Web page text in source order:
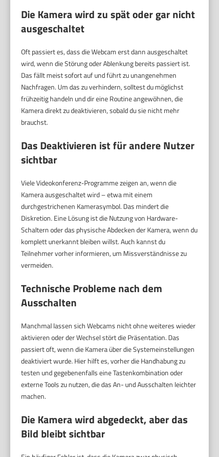
Die Kamera wird zu spät oder gar nicht
ausgeschaltet
Oft passiert es, dass die Webcam erst dann ausgeschaltet
wird, wenn die Störung oder Ablenkung bereits passiert ist.
Das fällt meist sofort auf und führt zu unangenehmen
Nachfragen. Um das zu verhindern, solltest du möglichst
frühzeitig handeln und dir eine Routine angewöhnen, die
Kamera direkt zu deaktivieren, sobald du sie nicht mehr
brauchst.
Das Deaktivieren ist für andere Nutzer
sichtbar
Viele Videokonferenz-Programme zeigen an, wenn die
Kamera ausgeschaltet wird – etwa mit einem
durchgestrichenen Kamerasymbol. Das mindert die
Diskretion. Eine Lösung ist die Nutzung von Hardware-
Schaltern oder das physische Abdecken der Kamera, wenn du
komplett unerkannt bleiben willst. Auch kannst du
Teilnehmer vorher informieren, um Missverständnisse zu
vermeiden.
Technische Probleme nach dem
Ausschalten
Manchmal lassen sich Webcams nicht ohne weiteres wieder
aktivieren oder der Wechsel stört die Präsentation. Das
passiert oft, wenn die Kamera über die Systemeinstellungen
deaktiviert wurde. Hier hilft es, vorher die Handhabung zu
testen und gegebenenfalls eine Tastenkombination oder
externe Tools zu nutzen, die das An- und Ausschalten leichter
machen.
Die Kamera wird abgedeckt, aber das
Bild bleibt sichtbar